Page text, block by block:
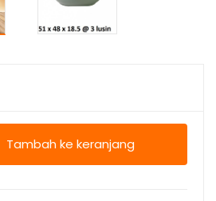
Tambah ke keranjang